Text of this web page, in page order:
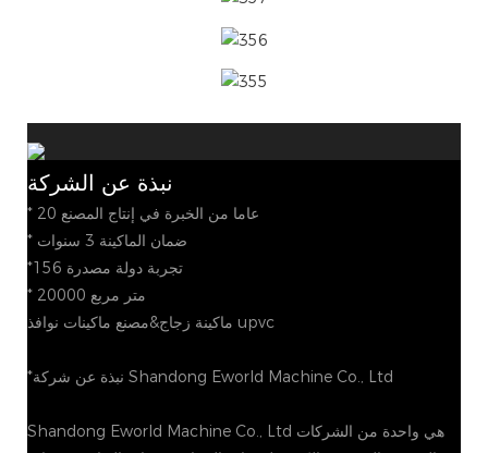
نبذة عن الشركة
* 20 عاما من الخبرة في إنتاج المصنع
ماكينة زجاج&مصنع ماكينات نوافذ upvc
*نبذة عن شركة Shandong Eworld Machine Co., Ltd
Shandong Eworld Machine Co., Ltd هي واحدة من الشركات